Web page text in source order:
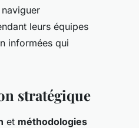
leurs équipes
informées qui
stratégique
et méthodologies